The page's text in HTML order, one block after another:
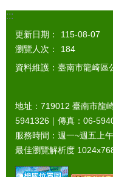
:::
更新日期：
115-08-07
瀏覽人次：
184
資料維護：臺南市龍崎區
地址：719012 臺南市龍
5941326｜傳真：06-
服務時間：週一~週五上
最佳瀏覽解析度